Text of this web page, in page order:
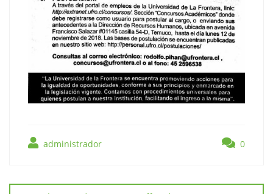
administrador 0
de